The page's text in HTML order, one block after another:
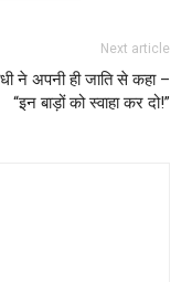
Next article
ने अपनी ही जाति से कहा –
“इन बाड़ों को स्वाहा कर दो!”